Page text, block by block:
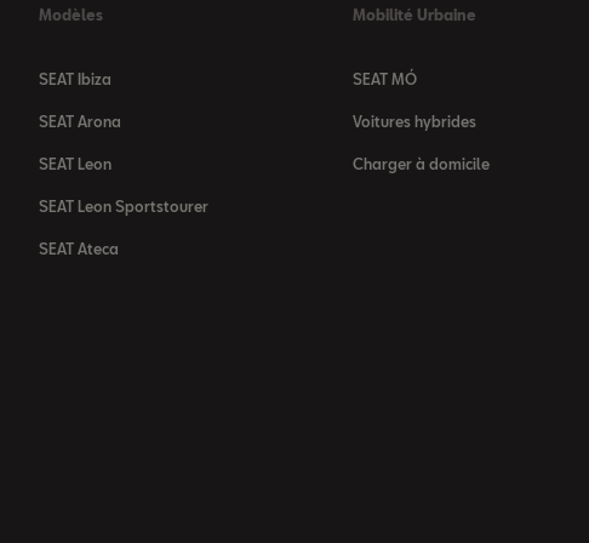
Modèles
SEAT Ibiza
SEAT Arona
SEAT Leon
SEAT Leon Sportstourer
SEAT Ateca
Mobilité Urbaine
SEAT MÓ
Voitures hybrides
Charger à domicile